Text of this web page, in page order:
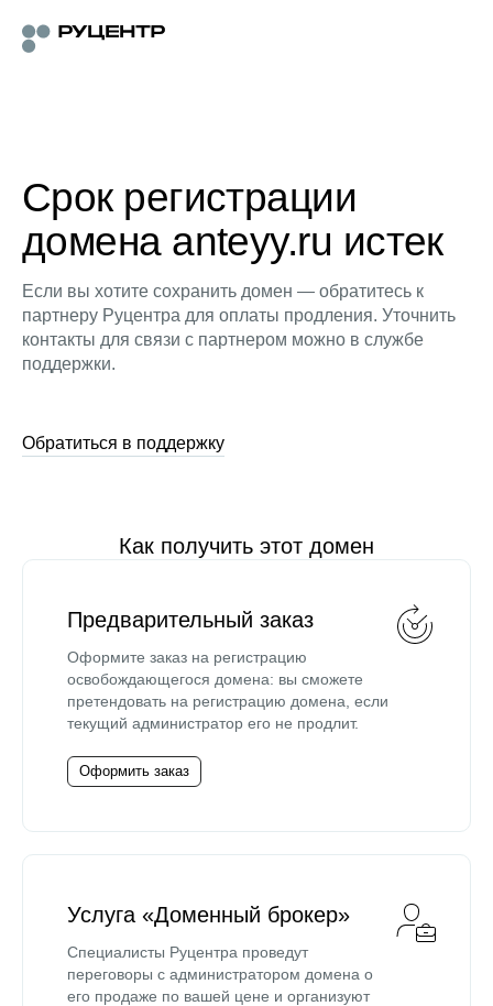
Срок регистрации
домена anteyy.ru истек
Если вы хотите сохранить домен — обратитесь к
партнеру Руцентра для оплаты продления. Уточнить
контакты для связи с партнером можно в службе
поддержки.
Обратиться в поддержку
Как получить этот домен
Предварительный заказ
Оформите заказ на регистрацию
освобождающегося домена: вы сможете
претендовать на регистрацию домена, если
текущий администратор его не продлит.
Оформить заказ
Услуга «Доменный брокер»
Специалисты Руцентра проведут
переговоры с администратором домена о
его продаже по вашей цене и организуют